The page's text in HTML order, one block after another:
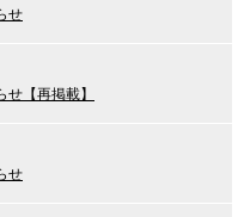
せ
【再掲載】
せ